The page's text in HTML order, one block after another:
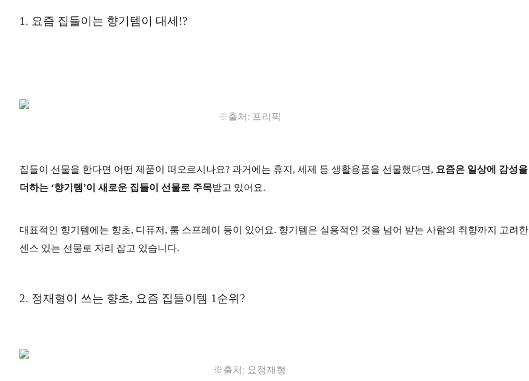
1. 요즘 집들이는 향기템이 대세!?
※출처: 프리픽
집들이 선물을 한다면 어떤 제품이 떠오르시나요? 과거에는 휴지, 세제 등 생활용품을 선물했다면, 요즘은 일상에 감성을
더하는 ‘향기템’이 새로운 집들이 선물로 주목받고 있어요.
대표적인 향기템에는 향초, 디퓨저, 룸 스프레이 등이 있어요. 향기템은 실용적인 것을 넘어 받는 사람의 취향까지 고려한
센스 있는 선물로 자리 잡고 있습니다.
2. 정재형이 쓰는 향초, 요즘 집들이템 1순위?
※출처: 요정재형